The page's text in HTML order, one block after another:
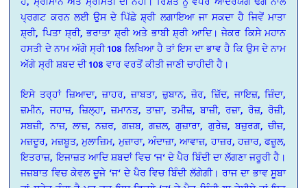
ਪ੍ਰਗਟ ਕਰਨ ਲਈ ਉਸ ਦੇ ਪਿੱਛੇ ਸ਼੍ਰੀ ਲਗਾਇਆ ਜਾ ਸਕਦਾ ਹੈ ਜਿਵੇਂ ਮਾਤਾ
ਸ਼੍ਰੀ, ਪਿਤਾ ਸ਼੍ਰੀ, ਭਰਾਤਾ ਸ਼੍ਰੀ ਅਤੇ ਭਾਬੀ ਸ਼੍ਰੀ ਆਦਿ। ਜੇਕਰ ਕਿਸੇ ਮਹਾਨ
ਹਸਤੀ ਦੇ ਨਾਮ ਅੱਗੇ ਸ੍ਰੀ 108 ਲਿਖਿਆ ਹੈ ਤਾਂ ਇਸ ਦਾ ਭਾਵ ਹੈ ਕਿ ਉਸ ਦੇ ਨਾਮ
ਅੱਗੇ ਸ੍ਰੀ ਸ਼ਬਦ ਦੀ 108 ਵਾਰ ਵਰਤੋਂ ਕੀਤੀ ਜਾਣੀ ਚਾਹੀਦੀ ਹੈ।
ਇਸੇ ਤਰ੍ਹਾਂ ਜ਼ਿਆਦਾ, ਜ਼ਾਹਰ, ਜ਼ਾਬਤਾ, ਜ਼ੁਬਾਨ, ਜ਼ੋਰ, ਜ਼ਿੱਦ, ਜਾਇਜ਼, ਜ਼ਿੰਦਾ,
ਜ਼ਮੀਨ, ਜਹਾਜ਼, ਜ਼ਿਲ੍ਹਾ, ਜ਼ਮਾਨਤ, ਤਾਜ਼ਾ, ਤਮੀਜ਼, ਬਾਜ਼ੀ, ਰਜ਼ਾ, ਰੋਜ਼, ਰੋਜ਼ੀ,
ਸਬਜ਼ੀ, ਨਾਜ਼, ਲਾਜ਼, ਨਜ਼ਰ, ਗਜ਼ਬ, ਗਜ਼ਲ, ਗੁਜ਼ਾਰਾ, ਗੁਰੇਜ਼, ਬਜ਼ੁਰਗ, ਚੀਜ਼,
ਮਜ਼ਦੂਰ, ਮਜ਼ਬੂਤ, ਮੁਲਾਜ਼ਿਮ, ਮੁਜ਼ਾਰਾ, ਅੰਦਾਜ਼ਾ, ਆਵਾਜ਼, ਹਾਜ਼ਰ, ਹਜ਼ਾਰ, ਫਜ਼ੂਲ,
ਇਤਰਾਜ਼, ਇਜਾਜ਼ਤ ਆਦਿ ਸ਼ਬਦਾਂ ਵਿਚ ‘ਜ‘ ਦੇ ਪੈਰ ਬਿੰਦੀ ਦਾ ਲੱਗਣਾ ਜਰੂਰੀ ਹੈ।
ਜਜ਼ਬਾਤ ਵਿਚ ਕੇਵਲ ਦੂਜੇ ‘ਜ‘ ਦੇ ਪੈਰ ਵਿਚ ਬਿੰਦੀ ਲੱਗੇਗੀ। ਰਾਜ ਦਾ ਭਾਵ ਸੂਬਾ